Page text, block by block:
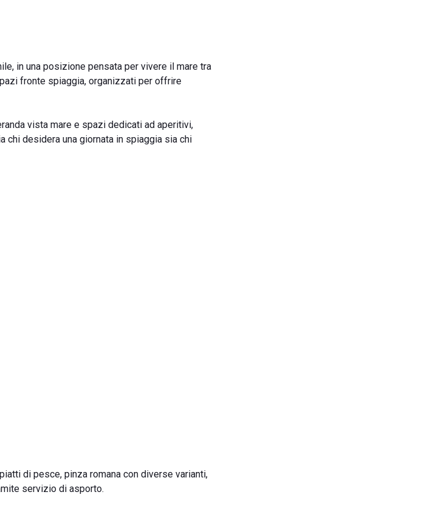
in una posizione pensata per vivere il mare tra
fronte spiaggia, organizzati per offrire
vista mare e spazi dedicati ad aperitivi,
chi desidera una giornata in spiaggia sia chi
di pesce, pinza romana con diverse varianti,
servizio di asporto.